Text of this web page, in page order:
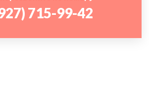
715-99-42